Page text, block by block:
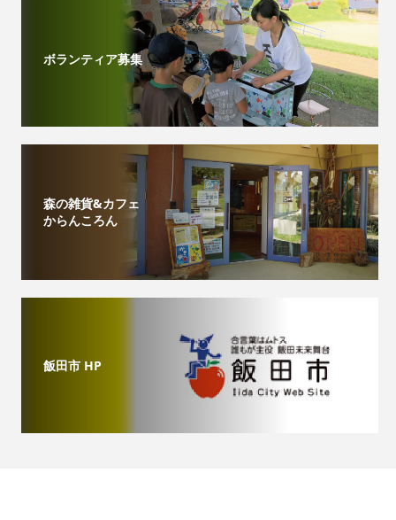
ボランティア募集
森の雑貨&カフェ
からんころん
飯田市 HP